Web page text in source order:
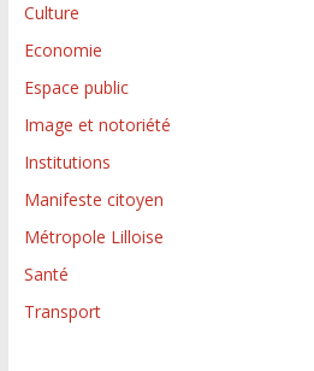
Culture
Economie
Espace public
Image et notoriété
Institutions
Manifeste citoyen
Métropole Lilloise
Santé
Transport